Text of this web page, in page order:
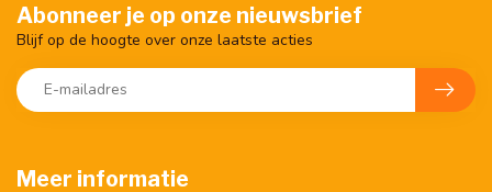
Meer informatie
Abonneer je op onze nieuwsbrief
Blijf op de hoogte over onze laatste acties